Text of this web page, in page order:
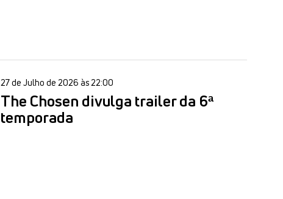
27 de Julho de 2026 às 22:00
The Chosen divulga trailer da 6ª
temporada